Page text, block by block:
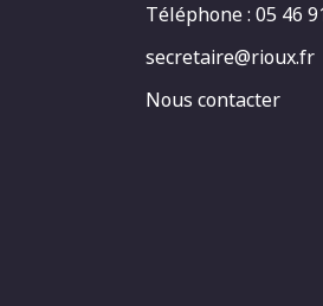
Téléphone : 05 46
secretaire@rioux.fr
Nous contacter